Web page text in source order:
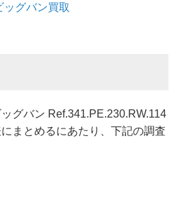
ッグバン買取
グバン Ref.341.PE.230.RW.114
まとめるにあたり、下記の調査